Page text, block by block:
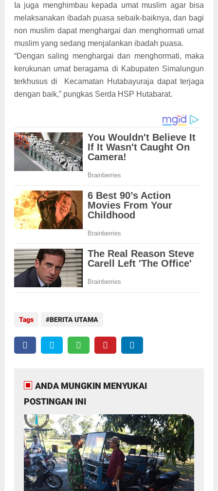
Ia juga menghimbau kepada umat muslim agar bisa
melaksanakan ibadah puasa sebaik-baiknya, dan bagi
non muslim dapat menghargai dan menghormati umat
muslim yang sedang menjalankan ibadah puasa.
“Dengan saling menghargai dan menghormati, maka
kerukunan umat beragama di Kabupaten Simalungun
terkhusus di Kecamatan Hutabayuraja dapat terjaga
dengan baik,” pungkas Serda HSP Hutabarat.
Tags BERITA UTAMA
ANDA MUNGKIN MENYUKAI
POSTINGAN INI